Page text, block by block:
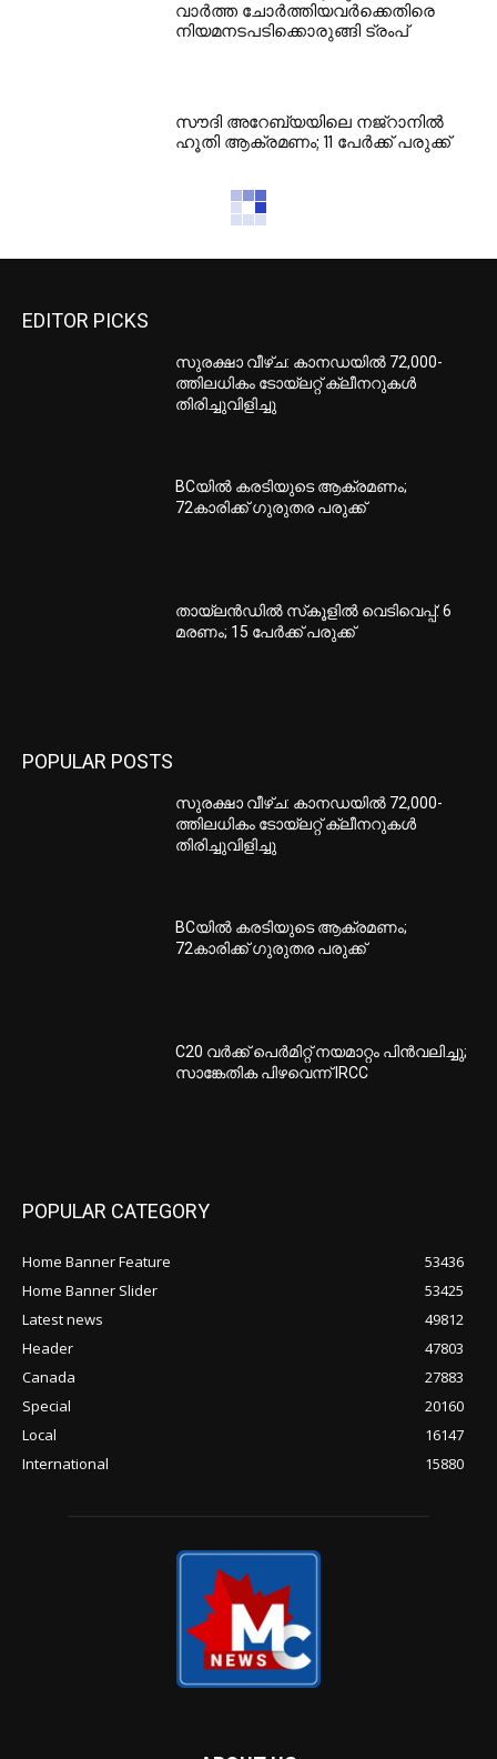
വാര്‍ത്ത ചോര്‍ത്തിയവര്‍ക്കെതിരെ
നിയമനടപടിക്കൊരുങ്ങി ട്രംപ്
സൗദി അറേബ്യയിലെ നജ്റാനില്‍
ഹൂതി ആക്രമണം; 11 പേര്‍ക്ക് പരുക്ക്
EDITOR PICKS
സുരക്ഷാ വീഴ്ച: കാനഡയില്‍ 72,000-
ത്തിലധികം ടോയ്ലറ്റ് ക്ലീനറുകള്‍
തിരിച്ചുവിളിച്ചു
BCയില്‍ കരടിയുടെ ആക്രമണം;
72കാരിക്ക് ഗുരുതര പരുക്ക്
തായ്‌ലന്‍ഡില്‍ സ്‌കൂളില്‍ വെടിവെപ്പ്: 6
മരണം; 15 പേര്‍ക്ക് പരുക്ക്
POPULAR POSTS
സുരക്ഷാ വീഴ്ച: കാനഡയില്‍ 72,000-
ത്തിലധികം ടോയ്ലറ്റ് ക്ലീനറുകള്‍
തിരിച്ചുവിളിച്ചു
BCയില്‍ കരടിയുടെ ആക്രമണം;
72കാരിക്ക് ഗുരുതര പരുക്ക്
C20 വര്‍ക്ക് പെര്‍മിറ്റ് നയമാറ്റം പിന്‍വലിച്ചു;
സാങ്കേതിക പിഴവെന്ന് IRCC
POPULAR CATEGORY
Home Banner Feature
53436
Home Banner Slider
53425
Latest news
49812
Header
47803
Canada
27883
Special
20160
Local
16147
International
15880